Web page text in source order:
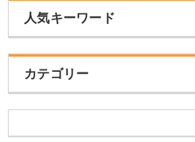
人気キーワード
カテゴリー